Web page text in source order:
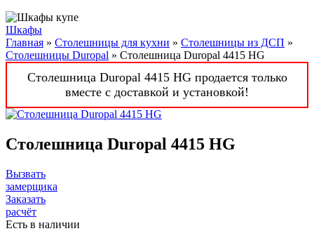
Шкафы
Главная » Столешницы для кухни » Столешницы из ДСП »
Столешницы Duropal » Столешница Duropal 4415 HG
Столешница Duropal 4415 HG продается только
вместе с доставкой и установкой!
Столешница Duropal 4415 HG
Вызвать
замерщика
Заказать
расчёт
Есть в наличии